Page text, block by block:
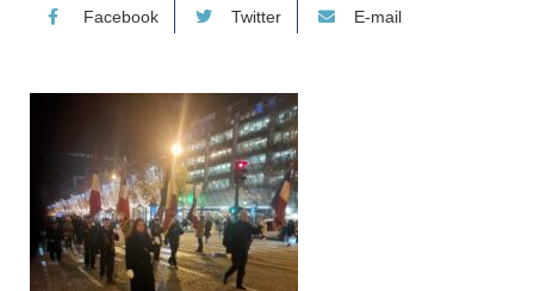
Facebook Twitter E-mail